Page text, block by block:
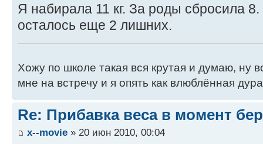
Я набирала 11 кг. За роды сбросила
осталось еще 2 лишних.
Хожу по школе такая вся крутая и думаю, ну
мне на встречу и я опять как влюблённая
Re: Прибавка веса в момент
x--movie » 20 июн 2010, 00:04